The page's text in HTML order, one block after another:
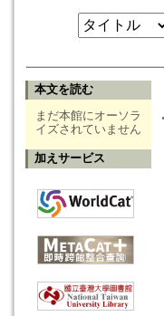
本文を読む
まだ本館にオーソラ
イズされていません
加えサービス